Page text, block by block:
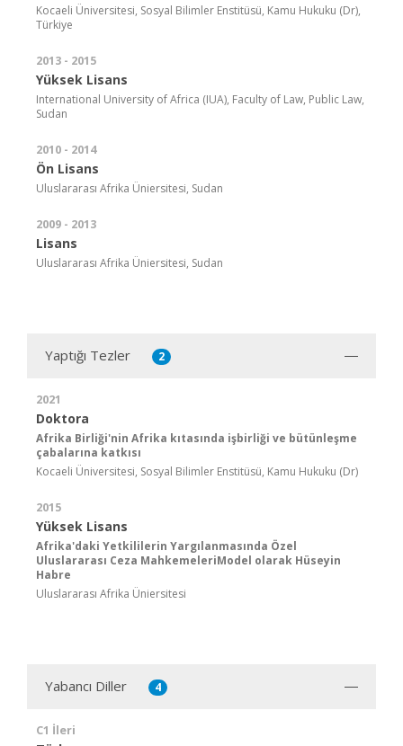
Kocaeli Üniversitesi, Sosyal Bilimler Enstitüsü, Kamu Hukuku (Dr),
Türkiye
2013 - 2015
Yüksek Lisans
International University of Africa (IUA), Faculty of Law, Public Law,
Sudan
2010 - 2014
Ön Lisans
Uluslararası Afrika Üniersitesi, Sudan
2009 - 2013
Lisans
Uluslararası Afrika Üniersitesi, Sudan
Yaptığı Tezler 2
2021
Doktora
Afrika Birliği'nin Afrika kıtasında işbirliği ve bütünleşme
çabalarına katkısı
Kocaeli Üniversitesi, Sosyal Bilimler Enstitüsü, Kamu Hukuku (Dr)
2015
Yüksek Lisans
Afrika'daki Yetkililerin Yargılanmasında Özel
Uluslararası Ceza MahkemeleriModel olarak Hüseyin
Habre
Uluslararası Afrika Üniersitesi
Yabancı Diller 4
C1 İleri